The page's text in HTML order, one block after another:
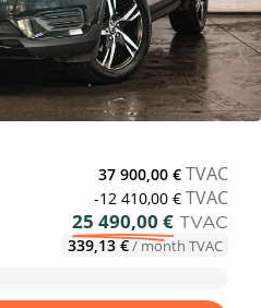
37 900,00 € TVAC
-12 410,00 € TVAC
25 490,00 € TVAC
339,13 €/ month TVAC